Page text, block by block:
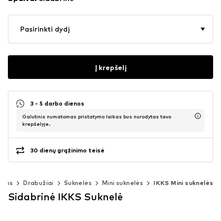
Pasirinkti dydį
Į krepšelį
3 - 5 darbo dienos
Galutinis numatomas pristatymo laikas bus nurodytas tavo
krepšelyje.
30 dienų grąžinimo teisė
Drabužiai Suknelės Mini suknelės IKKS Mini suknelės
Sidabrinė IKKS Suknelė